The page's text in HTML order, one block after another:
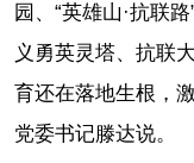
园、“英雄山·抗联
义勇英灵塔、抗联
育还在落地生根，
党委书记滕达说。